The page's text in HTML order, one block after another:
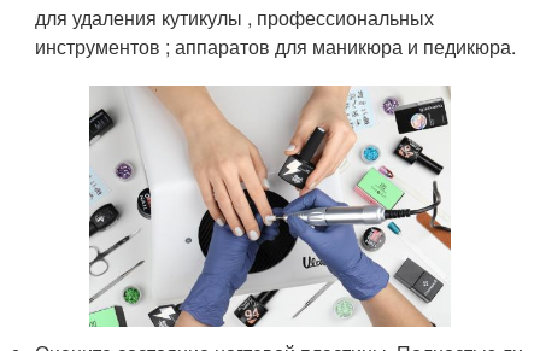
для удаления кутикулы , профессиональных
инструментов ; аппаратов для маникюра и педикюра.